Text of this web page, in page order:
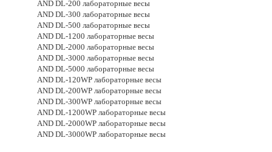
AND DL-200 лабораторные весы
AND DL-300 лабораторные весы
AND DL-500 лабораторные весы
AND DL-1200 лабораторные весы
AND DL-2000 лабораторные весы
AND DL-3000 лабораторные весы
AND DL-5000 лабораторные весы
AND DL-120WP лабораторные весы
AND DL-200WP лабораторные весы
AND DL-300WP лабораторные весы
AND DL-1200WP лабораторные весы
AND DL-2000WP лабораторные весы
AND DL-3000WP лабораторные весы